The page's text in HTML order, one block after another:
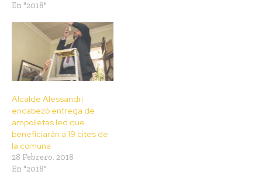
En "2018"
Alcalde Alessandri
encabezó entrega de
ampolletas led que
beneficiarán a 19 cites de
la comuna
28 Febrero, 2018
En "2018"